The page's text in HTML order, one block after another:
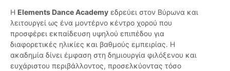
Η Elements Dance Academy εδρεύει στον Βύρωνα και
λειτουργεί ως ένα μοντέρνο κέντρο χορού που
προσφέρει εκπαίδευση υψηλού επιπέδου για
διαφορετικές ηλικίες και βαθμούς εμπειρίας. Η
ακαδημία δίνει έμφαση στη δημιουργία φιλόξενου και
ευχάριστου περιβάλλοντος, προσελκύοντας τόσο